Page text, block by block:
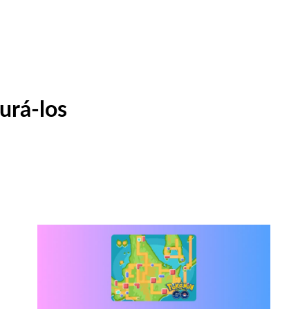
los